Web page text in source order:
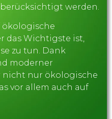
werden.
das Wichtigste ist,
zu tun. Dank
moderner
nicht nur ökologische
vor allem auch auf